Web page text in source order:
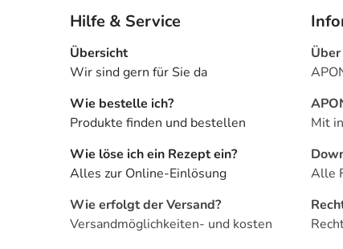
Hilfe & Service
Übersicht
Wir sind gern für Sie da
Wie bestelle ich?
Produkte finden und bestellen
Wie löse ich ein Rezept ein?
Alles zur Online-Einlösung
Wie erfolgt der Versand?
Versandmöglichkeiten- und kosten
Mit
Alle